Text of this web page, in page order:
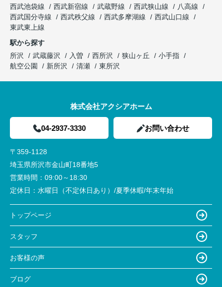
西武池袋線
西武新宿線 武蔵野線 西武狭山線
八高線
西武国分寺線
西武秩父線 西武多摩湖線
西武山口線
東武東上線
駅から探す
所沢
武蔵藤沢 入曽 西所沢 狭山ヶ丘
小手指
航空公園
新所沢 清瀬 東所沢
株式会社アクシアホーム
04-2937-3330 お問い合わせ
〒359-1128
埼玉県所沢市金山町18番地5
営業時間： 09:00～18:30
定休日： 水曜日（不定休日あり）/夏季休暇/年末年始
トップページ
スタッフ
お客様の声
ブログ